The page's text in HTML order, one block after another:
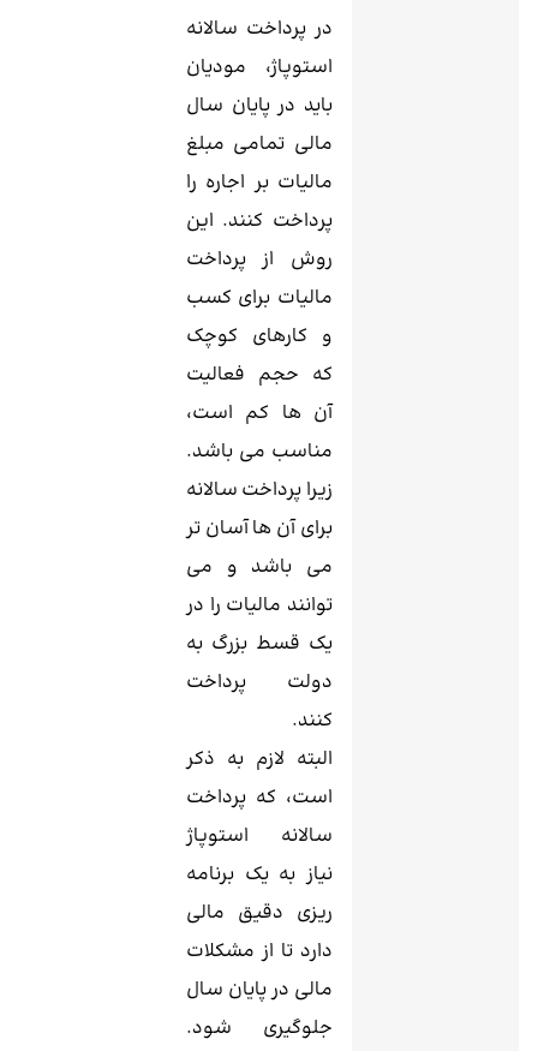
در پرداخت سالانه
استوپاژ، مودیان
باید در پایان سال
مالی تمامی مبلغ
مالیات بر اجاره را
پرداخت کنند. این
روش از پرداخت
مالیات برای کسب
و کارهای کوچک
که حجم فعالیت
آن ها کم است،
مناسب می باشد.
زیرا پرداخت سالانه
برای آن ها آسان تر
می باشد و می
توانند مالیات را در
یک قسط بزرگ به
دولت پرداخت
کنند.
البته لازم به ذکر
است، که پرداخت
سالانه استوپاژ
نیاز به یک برنامه
ریزی دقیق مالی
دارد تا از مشکلات
مالی در پایان سال
جلوگیری شود.